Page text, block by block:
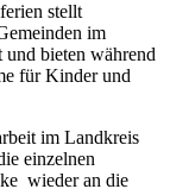
stellt
im
und bieten während
für Kinder und
im Landkreis
einzelnen
wieder an die